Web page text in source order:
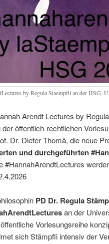
by Regula Staempfli an der HSG,
Arendt Lectures by
öffentlich-rechtlichen
Dr. Dieter Thomä, die neue
und durchgeführten
#HannahArendtLectures
PD Dr. Regula
an der
Vorlesungsreihe
sich Stämpfli intensiv der